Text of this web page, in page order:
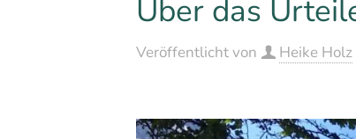
Über das
Veröffentlicht von Heike Holz